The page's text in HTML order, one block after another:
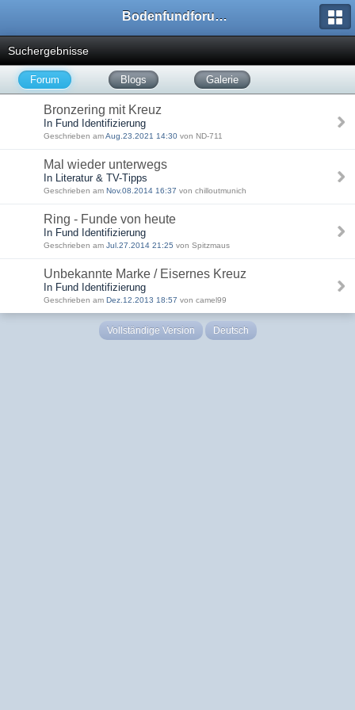
Bodenfundforum.com
Suchergebnisse
Forum Blogs Galerie
Bronzering mit Kreuz
In Fund Identifizierung
Geschrieben amAug.23.2021 14:30 von ND-711
Mal wieder unterwegs
In Literatur & TV-Tipps
Geschrieben am Nov.08.2014 16:37 von chilloutmunich
Ring - Funde von heute
In Fund Identifizierung
Geschrieben am Jul.27.2014 21:25 von Spitzmaus
Unbekannte Marke / Eisernes Kreuz
In Fund Identifizierung
Geschrieben am Dez.12.2013 18:57 von camel99
Vollständige Version Deutsch